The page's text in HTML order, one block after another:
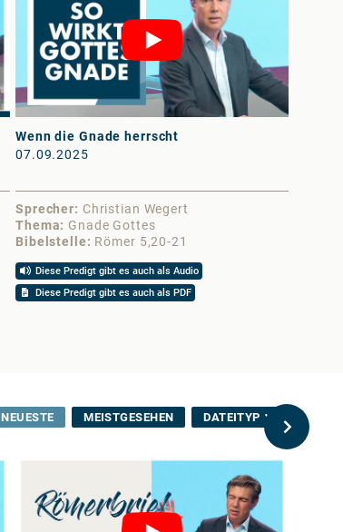
Wenn die Gnade herrscht
07.09.2025
Sprecher
Christian Wegert
Thema
Gnade Gottes
Bibelstelle
Römer 5,20-21
Diese Predigt gibt es auch als Audio
Diese Predigt gibt es auch als PDF
NEUESTE MEISTGESEHEN DATEITYP